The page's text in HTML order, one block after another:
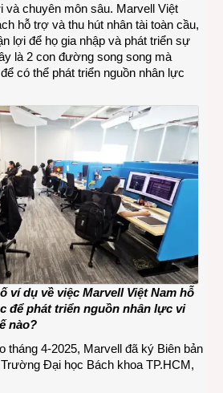
và chuyên môn sâu. Marvell Việt
hỗ trợ và thu hút nhân tài toàn cầu,
lợi để họ gia nhập và phát triển sự
là 2 con đường song song mà
có thể phát triển nguồn nhân lực
ví dụ về việc Marvell Việt Nam hỗ
để phát triển nguồn nhân lực vi
nào?
tháng 4-2025, Marvell đã ký Biên bản
Đại học Bách khoa TP.HCM,